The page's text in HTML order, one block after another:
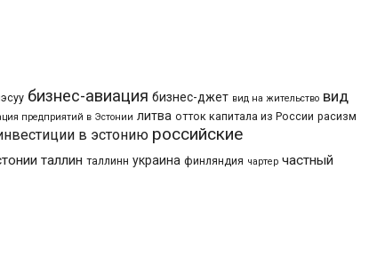
бизнес-авиация бизнес-джет вид на жительство вид
предприятий в Эстонии литва отток капитала из России расизм
в эстонию российские
таллин таллинн украина финляндия чартер частный